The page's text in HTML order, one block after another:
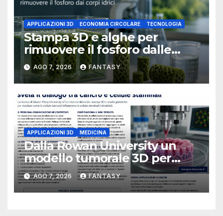
APPLICAZIONI 3D ECONOMIA CIRCOLARE TECNOLOGIA
Stampa 3D e alghe per
rimuovere il fosforo dalle
acque il progetto della
Florida Atlantic University
AGO 7, 2026 FANTASY
APPLICAZIONI 3D MEDICINA
Dalla Rowan University un
modello tumorale 3D per
studiare il dialogo tra cancro
e cellule staminali
AGO 7, 2026 FANTASY